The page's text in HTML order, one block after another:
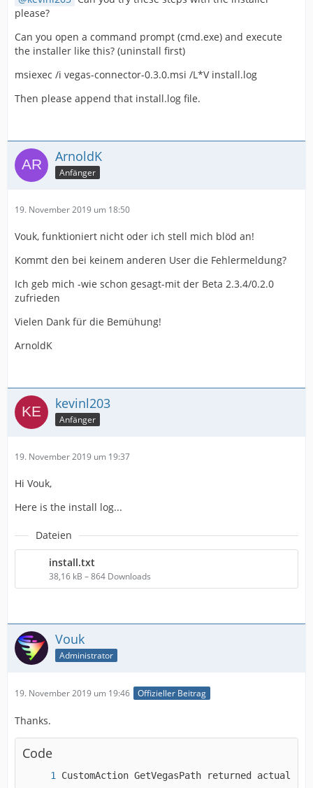
please?
Can you open a command prompt (cmd.exe) and execute
the installer like this? (uninstall first)
msiexec /i vegas-connector-0.3.0.msi /L*V install.log
Then please append that install.log file.
ArnoldK
Anfänger
19. November 2019 um 18:50
Vouk, funktioniert nicht oder ich stell mich blöd an!
Kommt den bei keinem anderen User die Fehlermeldung?
Ich geb mich -wie schon gesagt-mit der Beta 2.3.4/0.2.0
zufrieden
Vielen Dank für die Bemühung!
ArnoldK
kevinl203
Anfänger
19. November 2019 um 19:37
Hi Vouk,
Here is the install log...
Dateien
install.txt
38,16 kB – 864 Downloads
Vouk
Administrator
19. November 2019 um 19:46 Offizieller Beitrag
Thanks.
Code
CustomAction GetVegasPath returned actual